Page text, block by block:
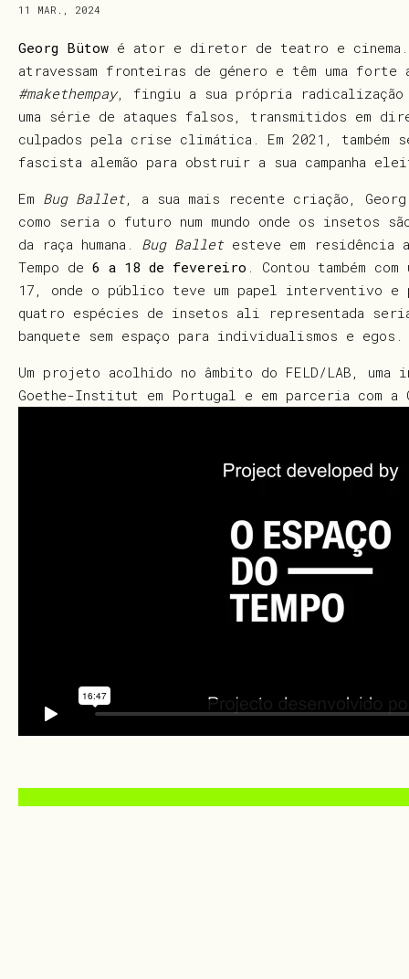
11 MAR., 2024
Georg Bütow é ator e diretor de teatro e
atravessam fronteiras de género e têm uma forte
#makethempay, fingiu a sua própria radicalização
uma série de ataques falsos, transmitidos em
culpados pela crise climática. Em 2021,
fascista alemão para obstruir a sua campanha
Em Bug Ballet, a sua mais recente criação,
como seria o futuro num mundo onde os insetos
da raça humana. Bug Ballet esteve em residência
Tempo de 6 a 18 de fevereiro . Contou também
17, onde o público teve um papel interventivo e
quatro espécies de insetos ali representada seria
banquete sem espaço para individualismos e
Um projeto acolhido no âmbito do FELD/LAB,
Goethe-Institut em Portugal e em parceria com